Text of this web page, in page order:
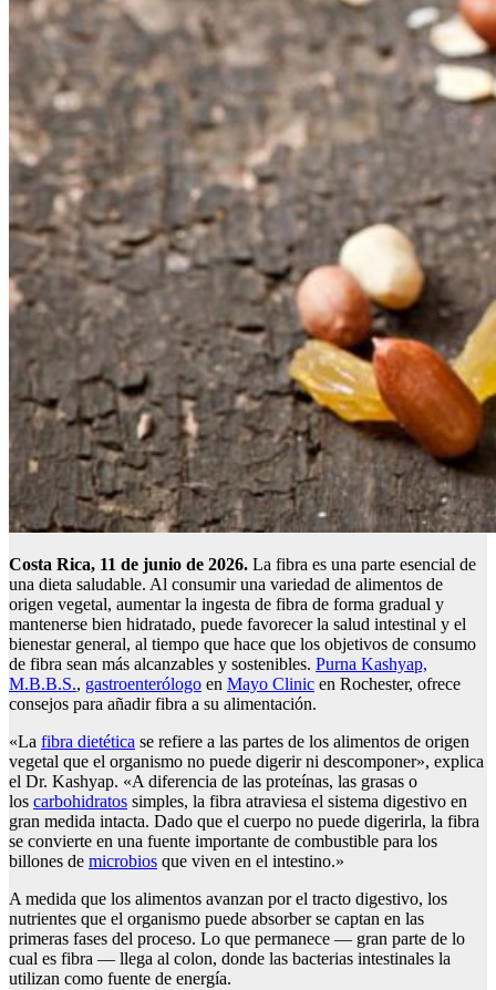
Costa Rica, 11 de junio de 2026. La fibra es una parte esencial de
una dieta saludable. Al consumir una variedad de alimentos de
origen vegetal, aumentar la ingesta de fibra de forma gradual y
mantenerse bien hidratado, puede favorecer la salud intestinal y el
bienestar general, al tiempo que hace que los objetivos de consumo
de fibra sean más alcanzables y sostenibles. Purna Kashyap,
M.B.B.S., gastroenterólogo en Mayo Clinic en Rochester, ofrece
consejos para añadir fibra a su alimentación.
«La fibra dietética se refiere a las partes de los alimentos de origen
vegetal que el organismo no puede digerir ni descomponer», explica
el Dr. Kashyap. «A diferencia de las proteínas, las grasas o
los carbohidratos simples, la fibra atraviesa el sistema digestivo en
gran medida intacta. Dado que el cuerpo no puede digerirla, la fibra
se convierte en una fuente importante de combustible para los
billones de microbios que viven en el intestino.»
A medida que los alimentos avanzan por el tracto digestivo, los
nutrientes que el organismo puede absorber se captan en las
primeras fases del proceso. Lo que permanece — gran parte de lo
cual es fibra — llega al colon, donde las bacterias intestinales la
utilizan como fuente de energía.